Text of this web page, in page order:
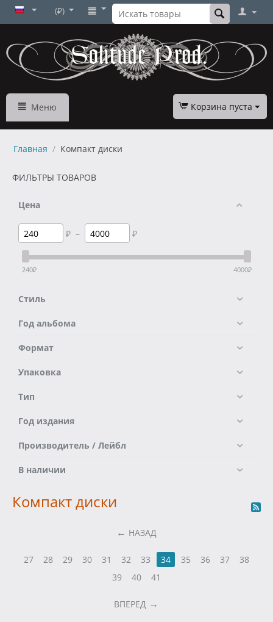
(₽)
Меню Корзина пуста
Главная / Компакт диски
ФИЛЬТРЫ ТОВАРОВ
Цена
₽ – ₽
240₽ 4000₽
Стиль
Год альбома
Формат
Упаковка
Тип
Год издания
Производитель / Лейбл
В наличии
Компакт диски
НАЗАД
27 28 29 30 31 32 33 34 35 36 37
38
39
40 41
ВПЕРЕД